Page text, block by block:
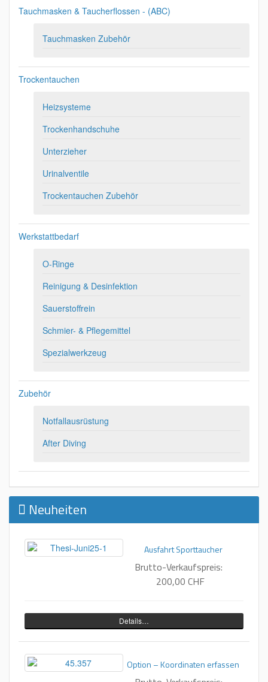
Tauchmasken & Taucherflossen - (ABC)
Tauchmasken Zubehör
Trockentauchen
Heizsysteme
Trockenhandschuhe
Unterzieher
Urinalventile
Trockentauchen Zubehör
Werkstattbedarf
O-Ringe
Reinigung & Desinfektion
Sauerstoffrein
Schmier- & Pflegemittel
Spezialwerkzeug
Zubehör
Notfallausrüstung
After Diving
Neuheiten
Ausfahrt Sporttaucher
Brutto-Verkaufspreis:
200,00 CHF
Details…
Option – Koordinaten erfassen